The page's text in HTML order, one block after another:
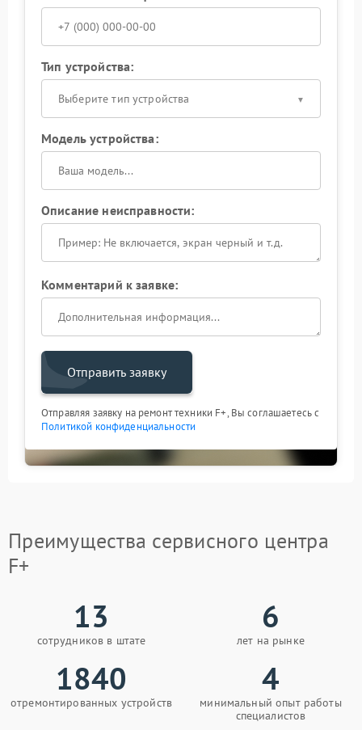
Тип устройства:
Выберите тип устройства
Модель устройства:
Описание неисправности:
Комментарий к заявке:
Отправить заявку
Отправляя заявку на ремонт техники F+, Вы соглашаетесь с
Политикой конфиденциальности
Преимущества сервисного центра
F+
13
сотрудников в штате
6
лет на рынке
1840
отремонтированных устройств
4
минимальный опыт работы
специалистов